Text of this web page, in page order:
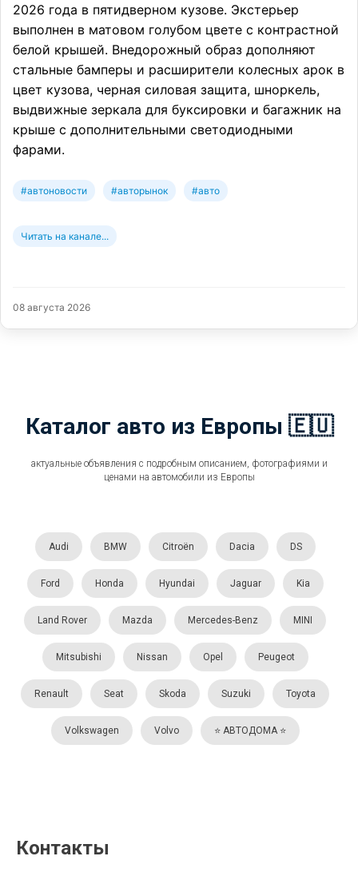
2026 года в пятидверном кузове. Экстерьер
выполнен в матовом голубом цвете с контрастной
белой крышей. Внедорожный образ дополняют
стальные бамперы и расширители колесных арок в
цвет кузова, черная силовая защита, шноркель,
выдвижные зеркала для буксировки и багажник на
крыше с дополнительными светодиодными
фарами.
#автоновости #авторынок #авто
Читать на канале...
08 августа 2026
Каталог авто из Европы 🇪🇺
актуальные объявления с подробным описанием, фотографиями и
ценами на автомобили из Европы
Audi BMW Citroën Dacia DS
Ford Honda Hyundai Jaguar Kia
Land Rover Mazda Mercedes-Benz MINI
Mitsubishi Nissan Opel Peugeot
Renault Seat Skoda Suzuki Toyota
Volkswagen Volvo ⭐️ АВТОДОМА ⭐️
Контакты